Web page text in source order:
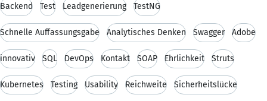
Backend Test Leadgenerierung TestNG
Schnelle Auffassungsgabe Analytisches Denken Swagger Adobe
innovativ SQL DevOps Kontakt SOAP Ehrlichkeit Struts
Kubernetes Testing Usability Reichweite Sicherheitslücke